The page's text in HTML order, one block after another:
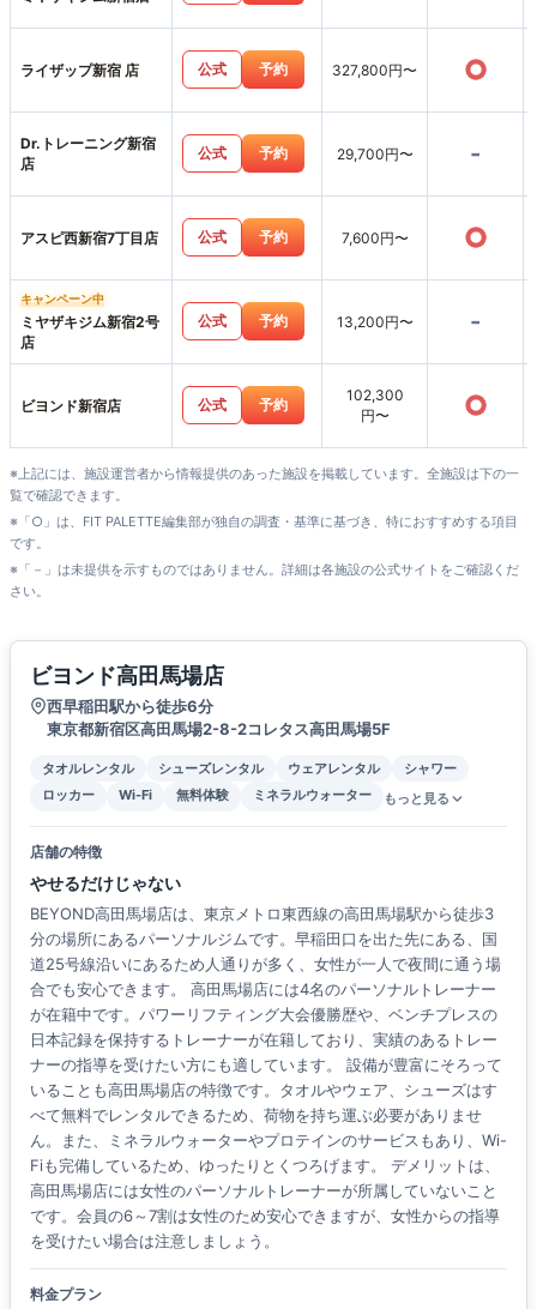
ライザップ新宿 店 公式 予約 327,800円〜 ○
Dr.トレーニング新宿
店
公式 予約 29,700円〜 -
アスピ西新宿7丁目店 公式 予約 7,600円〜 ○
キャンペーン中
ミヤザキジム新宿2号
店
公式 予約 13,200円〜 -
ビヨンド新宿店 公式 予約
102,300
円〜
○
※上記には、施設運営者から情報提供のあった施設を掲載しています。全施設は下の一
覧で確認できます。
※「○」は、FIT PALETTE編集部が独自の調査・基準に基づき、特におすすめする項目
です。
※「－」は未提供を示すものではありません。詳細は各施設の公式サイトをご確認くだ
さい。
ビヨンド高田馬場店
西早稲田駅から徒歩6分
東京都新宿区高田馬場2-8-2コレタス高田馬場5F
タオルレンタル シューズレンタル ウェアレンタル
シャワー
ロッカー
Wi-Fi 無料体験 ミネラルウォーター もっと見る
店舗の特徴
やせるだけじゃない
BEYOND高田馬場店は、東京メトロ東西線の高田馬場駅から徒歩3
分の場所にあるパーソナルジムです。早稲田口を出た先にある、国
道25号線沿いにあるため人通りが多く、女性が一人で夜間に通う場
合でも安心できます。 高田馬場店には4名のパーソナルトレーナー
が在籍中です。パワーリフティング大会優勝歴や、ベンチプレスの
日本記録を保持するトレーナーが在籍しており、実績のあるトレー
ナーの指導を受けたい方にも適しています。 設備が豊富にそろって
いることも高田馬場店の特徴です。タオルやウェア、シューズはす
べて無料でレンタルできるため、荷物を持ち運ぶ必要がありませ
ん。また、ミネラルウォーターやプロテインのサービスもあり、Wi-
Fiも完備しているため、ゆったりとくつろげます。 デメリットは、
高田馬場店には女性のパーソナルトレーナーが所属していないこと
です。会員の6～7割は女性のため安心できますが、女性からの指導
を受けたい場合は注意しましょう。
料金プラン